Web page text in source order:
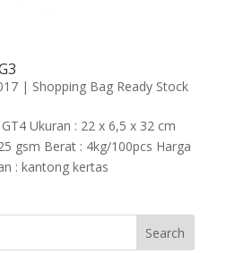
| Shopping Bag Ready Stock
Ukuran : 22 x 6,5 x 32 cm
gsm Berat : 4kg/100pcs Harga
: kantong kertas
Search